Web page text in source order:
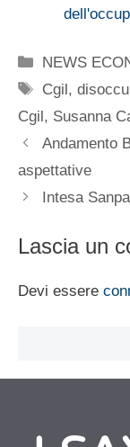
Categorie
NEWS
Tag
Cgil,
Cgil, Susanna
Andamento
aspettative
Intesa
Lascia un
Devi essere